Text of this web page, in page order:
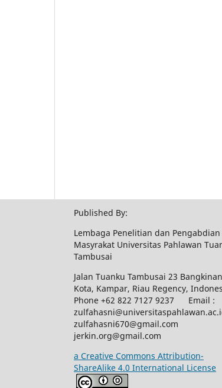
Published By:
Lembaga Penelitian dan Pengabdian
Masyrakat Universitas Pahlawan
Tambusai
Jalan Tuanku Tambusai 23
Kota, Kampar, Riau Regency,
Phone +62 822 7127 9237 Email :
zulfahasni670@gmail.com
jerkin.org@gmail.com
a Creative Commons Attribution-
ShareAlike 4.0 International License